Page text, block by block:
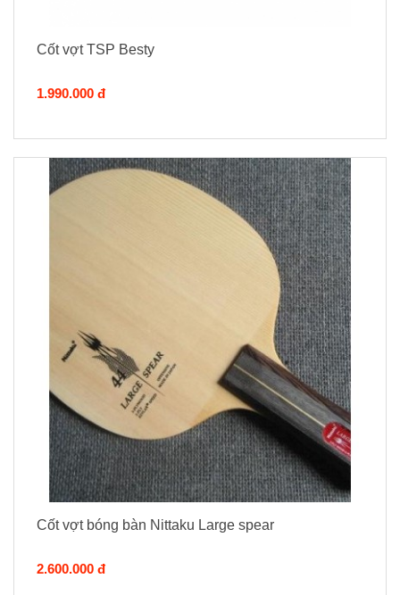
Cốt vợt TSP Besty
1.990.000 đ
Cốt vợt bóng bàn Nittaku Large spear
2.600.000 đ